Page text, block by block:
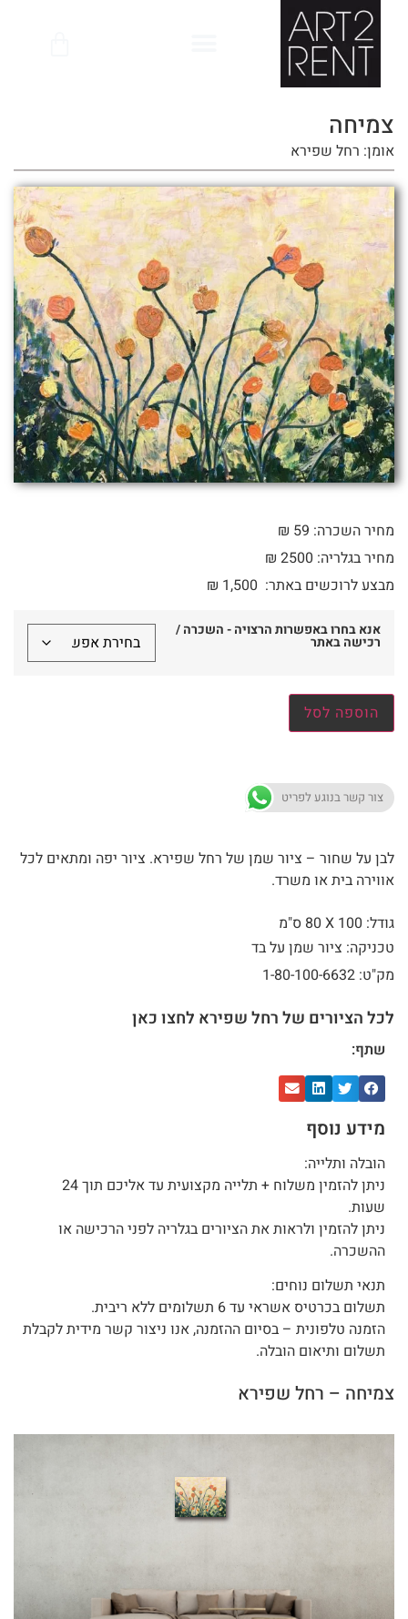
צמיחה
אומן: רחל שפירא
מחיר השכרה: 59 ₪
מחיר בגלריה: 2500 ₪
מבצע לרוכשים באתר:
₪ 1,500
אנא בחרו באפשרות הרצויה - השכרה /
רכישה באתר
הוספה לסל
צור קשר בנוגע לפריט
לבן על שחור – ציור שמן של רחל שפירא. ציור יפה ומתאים לכל
אווירה בית או משרד.
גודל: 100 X
80 ס"מ
טכניקה: ציור שמן על בד
מק"ט: 1-80-100-6632
לכל הציורים של רחל שפירא לחצו כאן
שתף:
מידע נוסף
הובלה ותלייה:
ניתן להזמין משלוח + תלייה מקצועית עד אליכם תוך 24
שעות.
ניתן להזמין ולראות את הציורים בגלריה לפני הרכישה או
ההשכרה.
תנאי תשלום נוחים:
תשלום בכרטיס אשראי עד 6 תשלומים ללא ריבית.
הזמנה טלפונית – בסיום ההזמנה, אנו ניצור קשר מידית לקבלת
תשלום ותיאום הובלה.
צמיחה – רחל שפירא